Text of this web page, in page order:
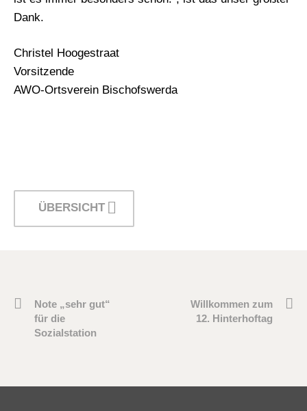
Dank.
Christel Hoogestraat
Vorsitzende
AWO-Ortsverein Bischofswerda
ÜBERSICHT
Note „sehr gut“
für die
Sozialstation
Willkommen zum
12. Hinterhoftag